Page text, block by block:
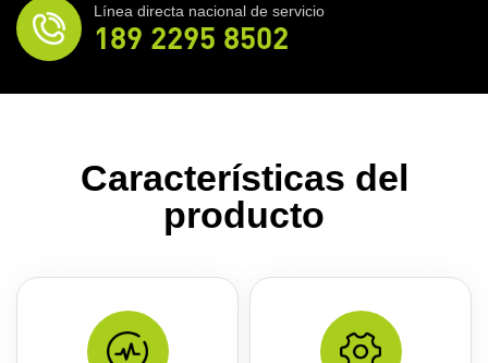
Línea directa nacional de servicio
189 2295 8502
Características del
producto